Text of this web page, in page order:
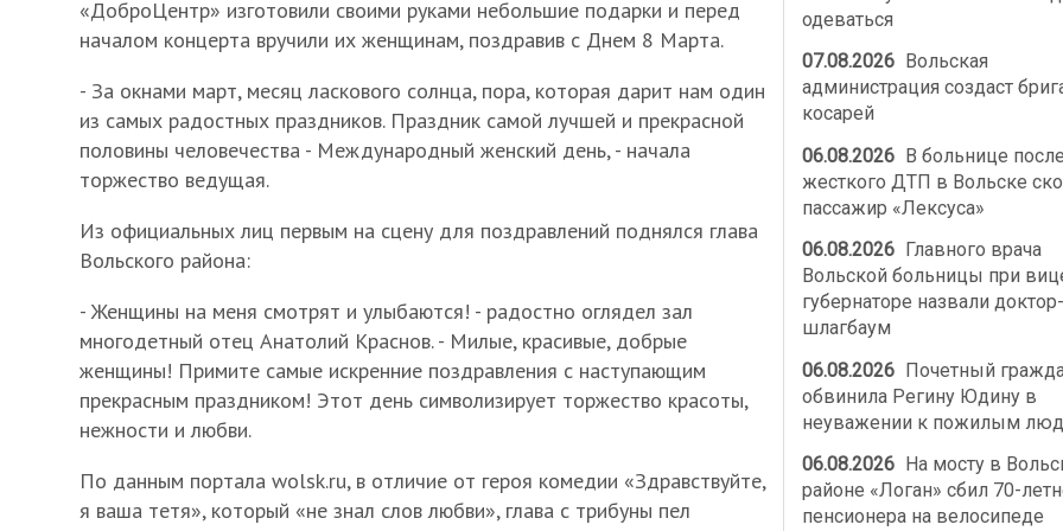
«ДоброЦентр» изготовили своими руками небольшие подарки и перед
началом концерта вручили их женщинам, поздравив с Днем 8 Марта.
- За окнами март, месяц ласкового солнца, пора, которая дарит нам один
из самых радостных праздников. Праздник самой лучшей и прекрасной
половины человечества - Международный женский день, - начала
торжество ведущая.
Из официальных лиц первым на сцену для поздравлений поднялся глава
Вольского района:
- Женщины на меня смотрят и улыбаются! - радостно оглядел зал
многодетный отец Анатолий Краснов. - Милые, красивые, добрые
женщины! Примите самые искренние поздравления с наступающим
прекрасным праздником! Этот день символизирует торжество красоты,
нежности и любви.
По данным портала wolsk.ru, в отличие от героя комедии «Здравствуйте,
я ваша тетя», который «не знал слов любви», глава с трибуны пел
одеваться
07.08.2026
Вольская
администрация создаст
косарей
06.08.2026 В больнице
жесткого ДТП в Вольске
пассажир «Лексуса»
06.08.2026
Главного врача
Вольской больницы при
губернаторе назвали доктор-
шлагбаум
06.08.2026 Почетный
обвинила Регину Юдину в
неуважении к пожилым
06.08.2026
На мосту в
районе «Логан» сбил 70-
пенсионера на велосипеде